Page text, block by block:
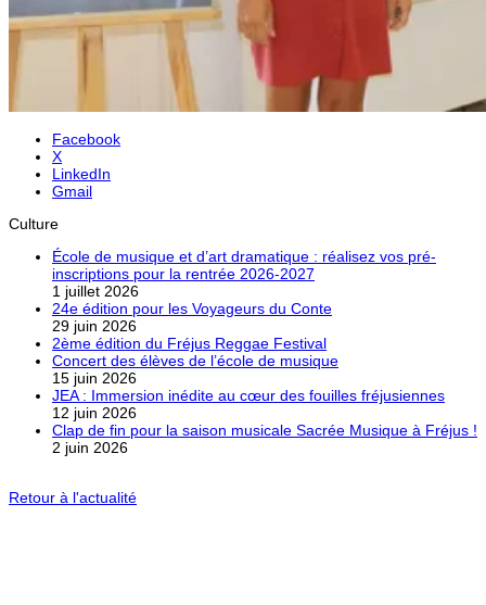
Facebook
X
LinkedIn
Gmail
Culture
École de musique et d’art dramatique : réalisez vos pré-
inscriptions pour la rentrée 2026-2027
1 juillet 2026
24e édition pour les Voyageurs du Conte
29 juin 2026
2ème édition du Fréjus Reggae Festival
Concert des élèves de l’école de musique
15 juin 2026
JEA : Immersion inédite au cœur des fouilles fréjusiennes
12 juin 2026
Clap de fin pour la saison musicale Sacrée Musique à Fréjus !
2 juin 2026
Retour à l'actualité